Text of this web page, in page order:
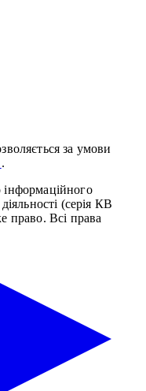
за умови
.
(серія КВ
право. Всі права